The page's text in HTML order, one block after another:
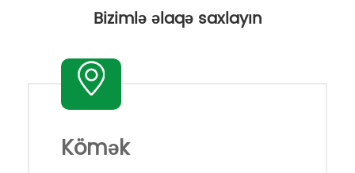
Bizimlə əlaqə saxlayın
Kömək